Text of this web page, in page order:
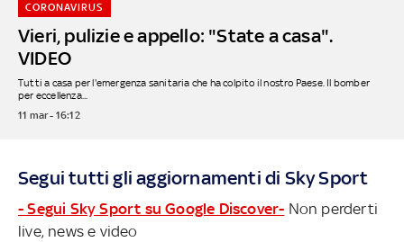
Vieri, pulizie e appello: "State a casa".
VIDEO
CORONAVIRUS
Tutti a casa per l'emergenza sanitaria che ha colpito il nostro Paese. Il bomber
per eccellenza...
11 mar - 16:12
Segui tutti gli aggiornamenti di Sky Sport
- Segui Sky Sport su Google Discover- Non perderti
live, news e video